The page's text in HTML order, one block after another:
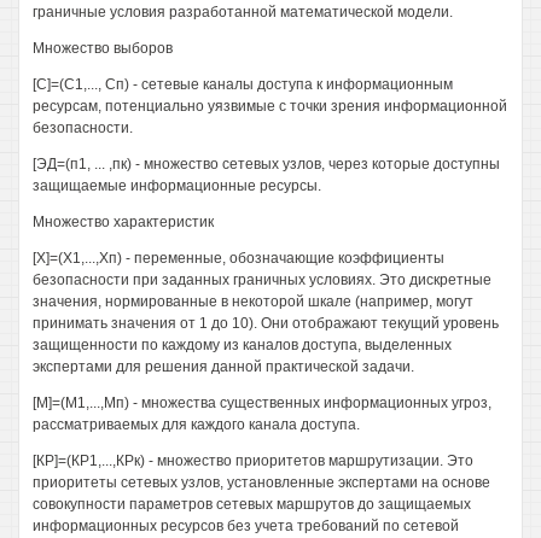
граничные условия разработанной математической модели.
Множество выборов
[С]=(С1,..., Сп) - сетевые каналы доступа к информационным
ресурсам, потенциально уязвимые с точки зрения информационной
безопасности.
[ЭД=(п1, ... ,пк) - множество сетевых узлов, через которые доступны
защищаемые информационные ресурсы.
Множество характеристик
[Х]=(Х1,...,Хп) - переменные, обозначающие коэффициенты
безопасности при заданных граничных условиях. Это дискретные
значения, нормированные в некоторой шкале (например, могут
принимать значения от 1 до 10). Они отображают текущий уровень
защищенности по каждому из каналов доступа, выделенных
экспертами для решения данной практической задачи.
[М]=(М1,...,Мп) - множества существенных информационных угроз,
рассматриваемых для каждого канала доступа.
[КР]=(КР1,...,КРк) - множество приоритетов маршрутизации. Это
приоритеты сетевых узлов, установленные экспертами на основе
совокупности параметров сетевых маршрутов до защищаемых
информационных ресурсов без учета требований по сетевой